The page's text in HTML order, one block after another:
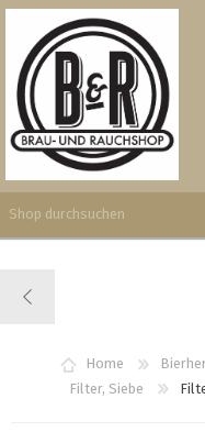
WUNSCHLISTE
0
Home
Filter, Siebe